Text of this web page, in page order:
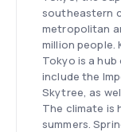
southeastern
metropolitan
million people.
Tokyo is a
include the
Skytree, as
The climate is
summers.